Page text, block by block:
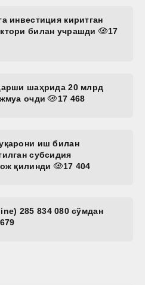
инвестиция киритган
билан учрашди
17
шаҳрида 20 млрд
очди
17 468
иш билан
субсидия
қилинди
17 404
285 834 080 сўмдан